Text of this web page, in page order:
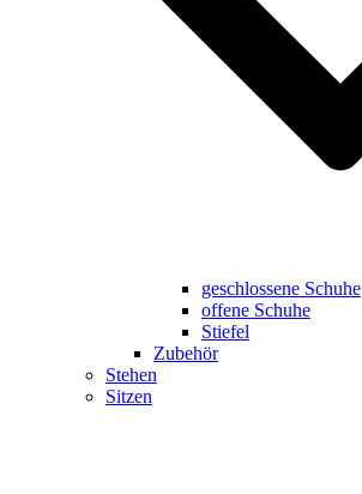
geschlossene Schuhe
offene Schuhe
Stiefel
Zubehör
Stehen
Sitzen